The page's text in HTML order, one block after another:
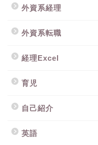
外資系経理
外資系転職
経理Excel
育児
自己紹介
英語